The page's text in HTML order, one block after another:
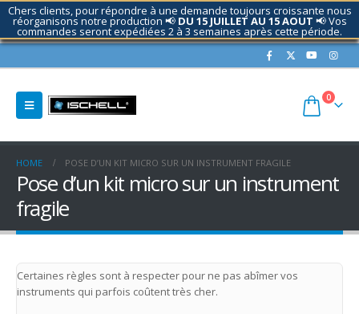
Chers clients, pour répondre à une demande toujours croissante nous
réorganisons notre production 📢 DU 15 JUILLET AU 15 AOUT 📢 Vos
commandes seront expédiées 2 à 3 semaines après cette période.
Contactez nous si nécessaire.
0
HOME POSE D’UN KIT MICRO SUR UN INSTRUMENT FRAGILE
Pose d’un kit micro sur un instrument
fragile
Certaines règles sont à respecter pour ne pas abîmer vos
instruments qui parfois coûtent très cher.